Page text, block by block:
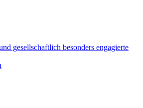
gesellschaftlich besonders engagierte